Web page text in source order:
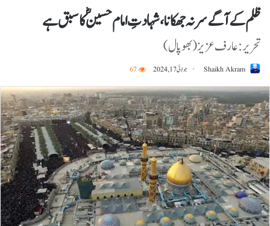
ظلم کے آگے سر نہ جھکانا، شہادتِ امام حسینؓ کا سبق ہے
تحریر:عارف عزیز(بھوپال)
Shaikh Akram جولائی 17, 2024 67